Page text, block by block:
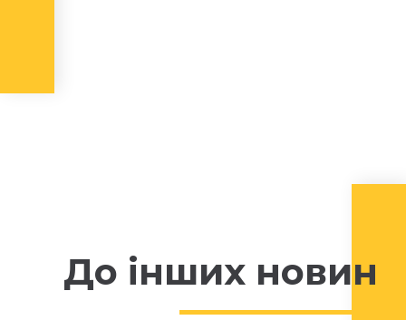
До інших новин